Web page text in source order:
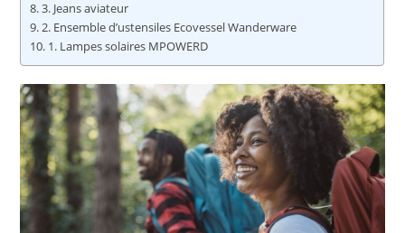
3. Jeans aviateur
2. Ensemble d’ustensiles Ecovessel Wanderware
1. Lampes solaires MPOWERD